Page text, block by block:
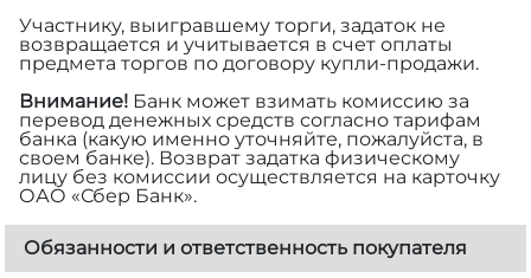
Участнику, выигравшему торги, задаток не
возвращается и учитывается в счет оплаты
предмета торгов по договору купли-продажи.
Внимание! Банк может взимать комиссию за
перевод денежных средств согласно тарифам
банка (какую именно уточняйте, пожалуйста, в
своем банке). Возврат задатка физическому
лицу без комиссии осуществляется на карточку
ОАО «Сбер Банк».
Обязанности и ответственность покупателя